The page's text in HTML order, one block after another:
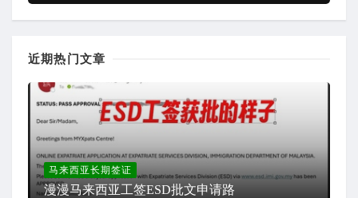
近期热门文章
马来西亚长期签证
漫漫马来西亚工签ESD批文申请路